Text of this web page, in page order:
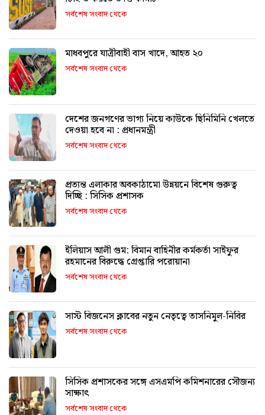
সর্বশেষ সংবাদ থেকে
মাধবপুরে যাত্রীবাহী বাস খাদে, আহত ২০
সর্বশেষ সংবাদ থেকে
দেশের জনগণের ভাগ্য নিয়ে কাউকে ছিনিমিনি খেলতে
দেওয়া হবে না : প্রধানমন্ত্রী
সর্বশেষ সংবাদ থেকে
প্রত্যন্ত এলাকার অবকাঠামো উন্নয়নে বিশেষ গুরুত্ব
দিচ্ছি : সিসিক প্রশাসক
সর্বশেষ সংবাদ থেকে
ইলিয়াস আলী গুম: বিমান বাহিনীর কর্মকর্তা সাইফুর
রহমানের বিরুদ্ধে গ্রেপ্তারি পরোয়ানা
সর্বশেষ সংবাদ থেকে
সাস্ট বিজনেস ক্লাবের নতুন নেতৃত্বে তাসনিমুল-নিবির
সর্বশেষ সংবাদ থেকে
সিসিক প্রশাসকের সঙ্গে এসএমপি কমিশনারের সৌজন্য
সাক্ষাৎ
সর্বশেষ সংবাদ থেকে